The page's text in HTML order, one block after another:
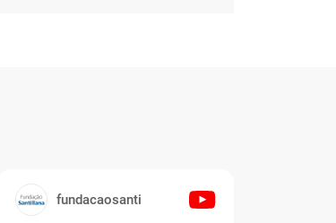
fundacaosanti